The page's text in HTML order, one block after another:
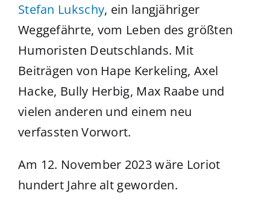
Stefan Lukschy, ein langjähriger
Weggefährte, vom Leben des größten
Humoristen Deutschlands. Mit
Beiträgen von Hape Kerkeling, Axel
Hacke, Bully Herbig, Max Raabe und
vielen anderen und einem neu
verfassten Vorwort.
Am 12. November 2023 wäre Loriot
hundert Jahre alt geworden.